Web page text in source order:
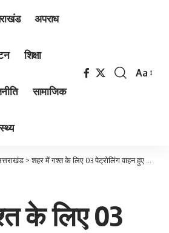
अपराध
शिक्षा
सामाजिक
Font
Aa
>शहर में गश्त के लिए 03 पेट्रोलिंग वाहन हुए जिला प्रोबेशन अधिकारी को उपलब्ध, मुख्यमंत्री शीघ्र करेंगे फ्लैग ऑफ
के लिए 03